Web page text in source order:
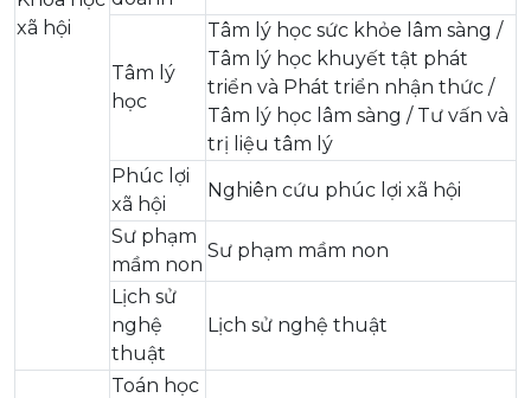
xã hội
Tâm lý
học
Tâm lý học sức khỏe lâm sàng /
Tâm lý học khuyết tật phát
triển và Phát triển nhận thức /
Tâm lý học lâm sàng / Tư vấn và
trị liệu tâm lý
Phúc lợi
xã hội
Nghiên cứu phúc lợi xã hội
Sư phạm
mầm non
Sư phạm mầm non
Lịch sử
nghệ
thuật
Lịch sử nghệ thuật
Toán học